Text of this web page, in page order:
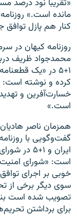
«تقریبا نود درصد
مانده است.»
کنار هم پازل
روزنامه کیهان در
محمدجواد ظریف
۱+۵ در «یک
کرده و نوشته است:
خسارت‌آفرین و
است.»
همزمان ناصر
گفت‌و‌گویی با
ایران و
است: «شورای امنیت
خوبی بر اجرای
سوی دیگر برخی از
تصویب شده است
برای برداشتن